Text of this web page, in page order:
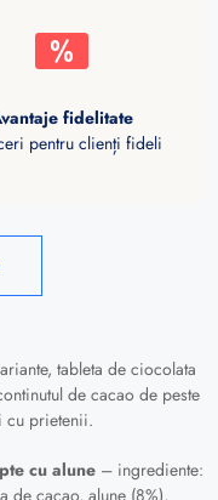
fidelitate
pentru clienți fideli
tableta de ciocolata
de cacao de peste
cu prietenii.
cu alune – ingrediente:
de cacao, alune (8%),